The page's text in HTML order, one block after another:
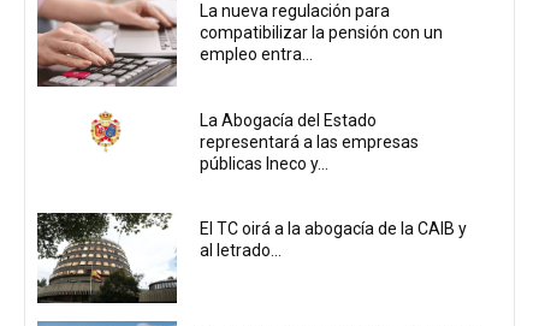
La nueva regulación para
compatibilizar la pensión con un
empleo entra...
La Abogacía del Estado
representará a las empresas
públicas Ineco y...
El TC oirá a la abogacía de la CAIB y
al letrado...